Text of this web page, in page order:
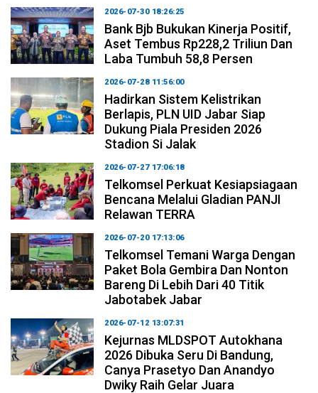
2026-07-30 18:26:25
Bank Bjb Bukukan Kinerja Positif,
Aset Tembus Rp228,2 Triliun Dan
Laba Tumbuh 58,8 Persen
2026-07-28 11:56:00
Hadirkan Sistem Kelistrikan
Berlapis, PLN UID Jabar Siap
Dukung Piala Presiden 2026
Stadion Si Jalak
2026-07-27 17:06:18
Telkomsel Perkuat Kesiapsiagaan
Bencana Melalui Gladian PANJI
Relawan TERRA
2026-07-20 17:13:06
Telkomsel Temani Warga Dengan
Paket Bola Gembira Dan Nonton
Bareng Di Lebih Dari 40 Titik
Jabotabek Jabar
2026-07-12 13:07:31
Kejurnas MLDSPOT Autokhana
2026 Dibuka Seru Di Bandung,
Canya Prasetyo Dan Anandyo
Dwiky Raih Gelar Juara